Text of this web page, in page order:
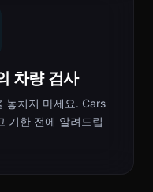
차량 검사
놓치지 마세요. Cars
기한 전에 알려드립